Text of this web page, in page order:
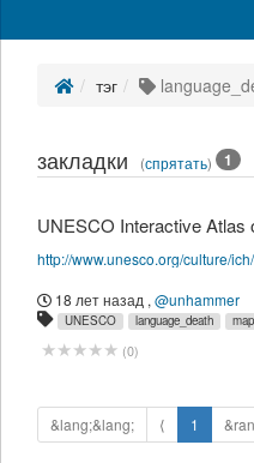
тэг
закладки (спрятать) 1
http://www.unesco.org/culture/
18 лет назад , @unhammer
UNESCO language_death map
(0)
&lang;&lang; ⟨ 1